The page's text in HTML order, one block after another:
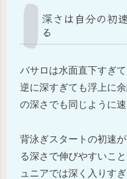
深さは自分の初
る
バサロは水面直下すぎ
逆に深すぎても浮上に
の深さでも同じように
背泳ぎスタートの初速
る深さで伸びやすいこ
ュニアでは深く入りす